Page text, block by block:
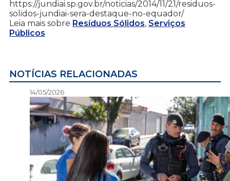
https://jundiai.sp.gov.br/noticias/2014/11/21/residuos-
solidos-jundiai-sera-destaque-no-equador/
Leia mais sobre Resíduos Sólidos, Serviços
Públicos
NOTÍCIAS RELACIONADAS
14/05/2026